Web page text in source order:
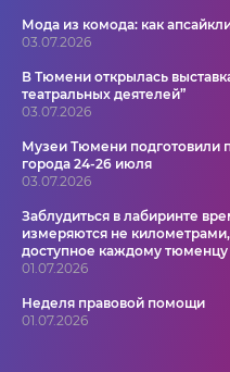
Мода из комода: как
03.07.2026
В Тюмени открылась
театральных деятелей”
03.07.2026
Музеи Тюмени подготовили
города 24-26 июля
03.07.2026
Заблудиться в лабиринте
измеряются не
доступное каждому тюменцу
01.07.2026
Неделя правовой помощи
01.07.2026